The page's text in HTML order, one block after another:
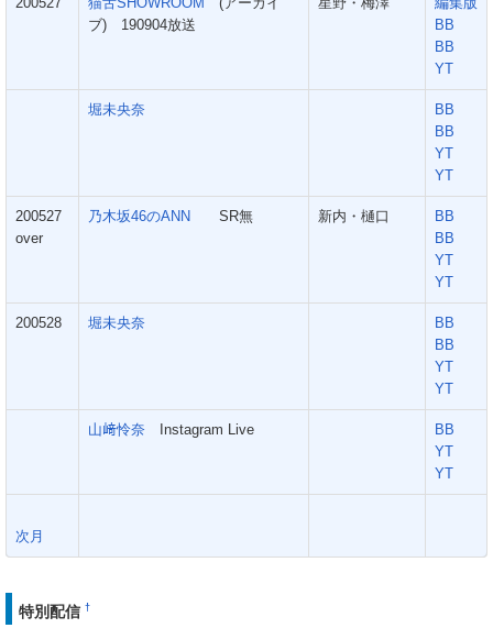
ブ) 190904放送
BB
BB
YT
堀未央奈
BB
BB
YT
YT
200527
over
乃木坂46のANN SR無 新内・樋口
BB
BB
YT
YT
200528 堀未央奈
BB
BB
YT
YT
山﨑怜奈 Instagram Live
BB
YT
YT
次月
特別配信 †